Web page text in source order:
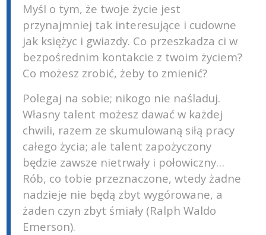
Myśl o tym, że twoje życie jest
przynajmniej tak interesujące i cudowne
jak księżyc i gwiazdy. Co przeszkadza ci w
bezpośrednim kontakcie z twoim życiem?
Co możesz zrobić, żeby to zmienić?
Polegaj na sobie; nikogo nie naśladuj.
Własny talent możesz dawać w każdej
chwili, razem ze skumulowaną siłą pracy
całego życia; ale talent zapożyczony
będzie zawsze nietrwały i połowiczny…
Rób, co tobie przeznaczone, wtedy żadne
nadzieje nie będą zbyt wygórowane, a
żaden czyn zbyt śmiały (Ralph Waldo
Emerson).